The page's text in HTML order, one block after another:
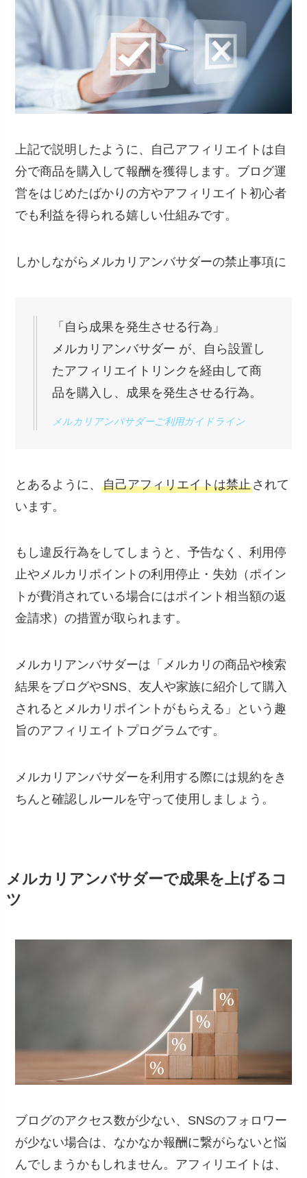
上記で説明したように、自己アフィリエイトは自
分で商品を購入して報酬を獲得します。ブログ運
営をはじめたばかりの方やアフィリエイト初心者
でも利益を得られる嬉しい仕組みです。
しかしながらメルカリアンバサダーの禁止事項に
「自ら成果を発生させる行為」
メルカリアンバサダー が、自ら設置し
たアフィリエイトリンクを経由して商
品を購入し、成果を発生させる行為。
メルカリアンバサダーご利用ガイドライン
とあるように、自己アフィリエイトは禁止されて
います。
もし違反行為をしてしまうと、予告なく、利用停
止やメルカリポイントの利用停止・失効（ポイン
トが費消されている場合にはポイント相当額の返
金請求）の措置が取られます。
メルカリアンバサダーは「メルカリの商品や検索
結果をブログやSNS、友人や家族に紹介して購入
されるとメルカリポイントがもらえる」という趣
旨のアフィリエイトプログラムです。
メルカリアンバサダーを利用する際には規約をき
ちんと確認しルールを守って使用しましょう。
メルカリアンバサダーで成果を上げるコ
ツ
ブログのアクセス数が少ない、SNSのフォロワー
が少ない場合は、なかなか報酬に繋がらないと悩
んでしまうかもしれません。アフィリエイトは、